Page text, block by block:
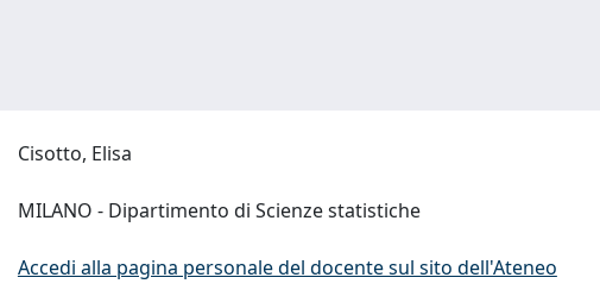
Cisotto, Elisa
MILANO - Dipartimento di Scienze statistiche
Accedi alla pagina personale del docente sul sito dell'Ateneo